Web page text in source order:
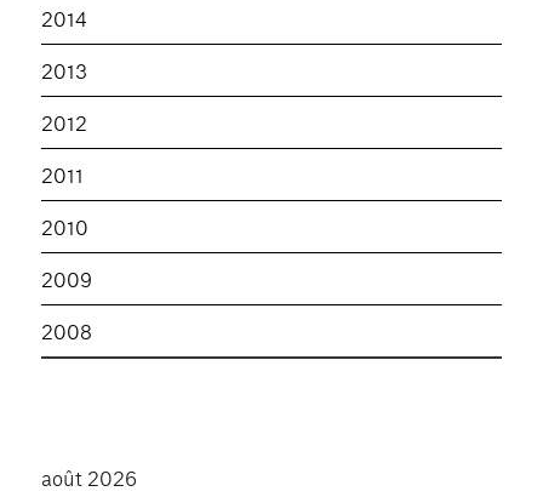
2014
2013
2012
2011
2010
2009
2008
août 2026